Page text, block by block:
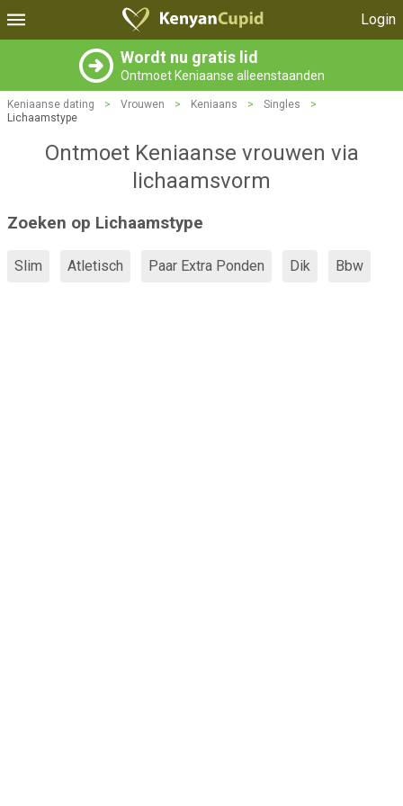
Login
Wordt nu gratis lid
Ontmoet Keniaanse alleenstaanden
Keniaanse dating > Vrouwen > Keniaans > Singles
>
Lichaamstype
Ontmoet Keniaanse vrouwen via
lichaamsvorm
Zoeken op Lichaamstype
Slim Atletisch Paar Extra Ponden Dik Bbw